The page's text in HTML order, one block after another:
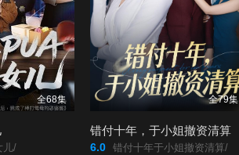
全68集
儿/
全79集
错付十年，于小姐撤资清算
6.0 错付十年于小姐撤资清算/